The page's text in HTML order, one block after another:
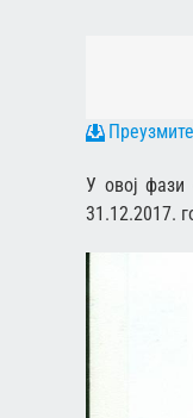
У овој
31.12.2017.